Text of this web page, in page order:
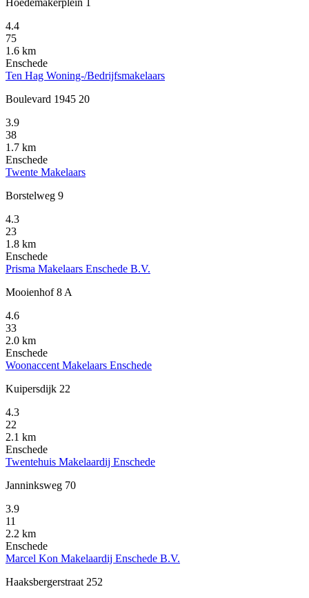
Hoedemakerplein 1
4.4
75
1.6 km
Enschede
Ten Hag Woning-/Bedrijfsmakelaars
Boulevard 1945 20
3.9
38
1.7 km
Enschede
Twente Makelaars
Borstelweg 9
4.3
23
1.8 km
Enschede
Prisma Makelaars Enschede B.V.
Mooienhof 8 A
4.6
33
2.0 km
Enschede
Woonaccent Makelaars Enschede
Kuipersdijk 22
4.3
22
2.1 km
Enschede
Twentehuis Makelaardij Enschede
Janninksweg 70
3.9
11
2.2 km
Enschede
Marcel Kon Makelaardij Enschede B.V.
Haaksbergerstraat 252